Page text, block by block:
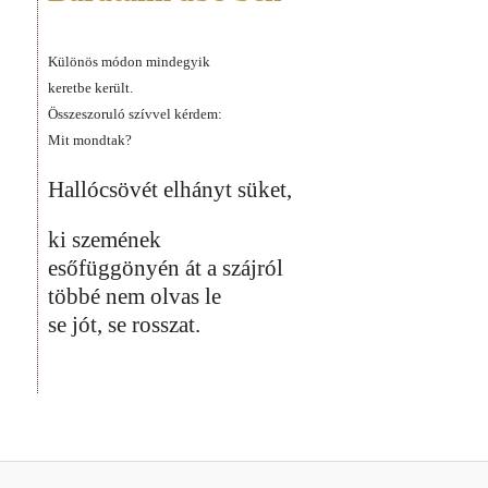
Különös módon mindegyik
keretbe került.
Összeszoruló szívvel kérdem:
Mit mondtak?
Hallócsövét elhányt süket,
ki szemének
esőfüggönyén át a szájról
többé nem olvas le
se jót, se rosszat.